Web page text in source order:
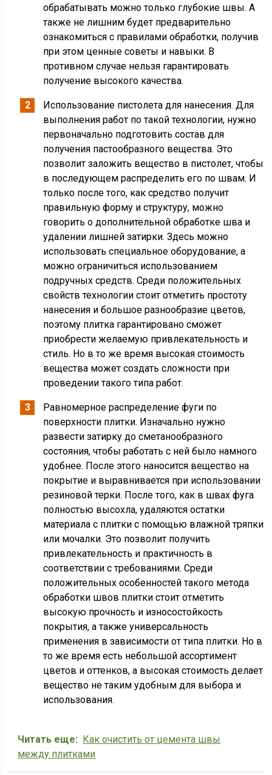
обрабатывать можно только глубокие швы. А
также не лишним будет предварительно
ознакомиться с правилами обработки, получив
при этом ценные советы и навыки. В
противном случае нельзя гарантировать
получение высокого качества.
Использование пистолета для нанесения. Для
выполнения работ по такой технологии, нужно
первоначально подготовить состав для
получения пастообразного вещества. Это
позволит заложить вещество в пистолет, чтобы
в последующем распределить его по швам. И
только после того, как средство получит
правильную форму и структуру, можно
говорить о дополнительной обработке шва и
удалении лишней затирки. Здесь можно
использовать специальное оборудование, а
можно ограничиться использованием
подручных средств. Среди положительных
свойств технологии стоит отметить простоту
нанесения и большое разнообразие цветов,
поэтому плитка гарантировано сможет
приобрести желаемую привлекательность и
стиль. Но в то же время высокая стоимость
вещества может создать сложности при
проведении такого типа работ.
Равномерное распределение фуги по
поверхности плитки. Изначально нужно
развести затирку до сметанообразного
состояния, чтобы работать с ней было намного
удобнее. После этого наносится вещество на
покрытие и выравнивается при использовании
резиновой терки. После того, как в швах фуга
полностью высохла, удаляются остатки
материала с плитки с помощью влажной тряпки
или мочалки. Это позволит получить
привлекательность и практичность в
соответствии с требованиями. Среди
положительных особенностей такого метода
обработки швов плитки стоит отметить
высокую прочность и износостойкость
покрытия, а также универсальность
применения в зависимости от типа плитки. Но в
то же время есть небольшой ассортимент
цветов и оттенков, а высокая стоимость делает
вещество не таким удобным для выбора и
использования.
Читать еще: Как очистить от цемента швы
между плитками